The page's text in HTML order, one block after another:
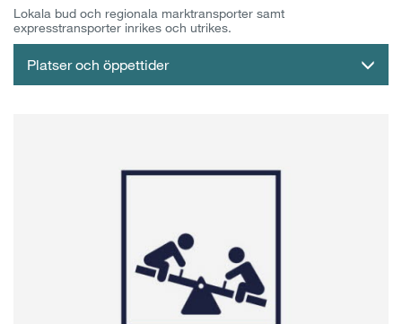
Lokala bud och regionala marktransporter samt
expresstransporter inrikes och utrikes.
Platser och öppettider